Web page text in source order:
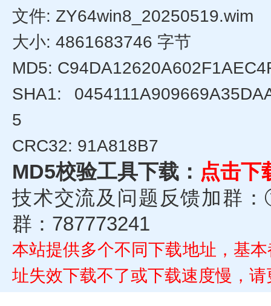
文件: ZY64win8_20250519.wim
大小: 4861683746 字节
MD5:
SHA1:
5
CRC32: 91A818B7
MD5校验工具下载： 点击下
技术交流及问题反馈加群
群：787773241
本站提供多个不同下载地址，基
址失效下载不了或下载速度慢，